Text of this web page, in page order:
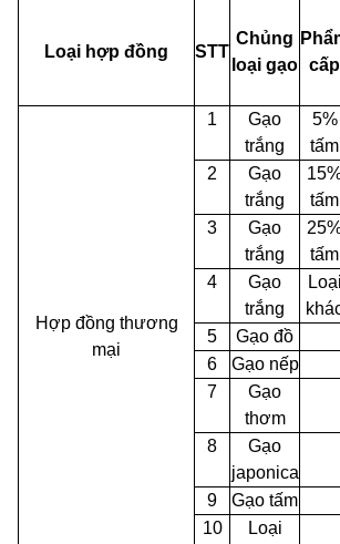
Loại hợp đồng STT
Chủng
loại gạo cấp
Hợp đồng thương
mại
1
Gạo
trắng
5%
tấm
2
Gạo
trắng
tấm
3
Gạo
trắng
tấm
4
Gạo
trắng
Loại
5
Gạo đồ
6
Gạo nếp
7
Gạo
thơm
8
Gạo
japonica
9
Gạo tấm
10
Loại